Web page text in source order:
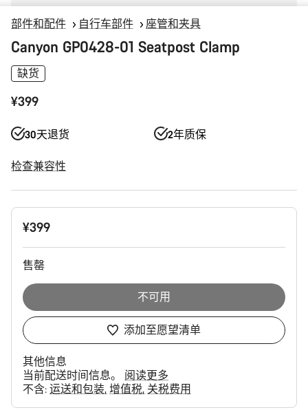
部件和配件 自行车部件 座管和夹具
Canyon GP0428-01 Seatpost Clamp
缺货
¥399
30天退货 2年质保
检查兼容性
产
¥399
售罄
不可用
添加至愿望清单
其他信息
当前配送时间信息。 阅读更多
不含: 运送和包装 增值税 关税费用